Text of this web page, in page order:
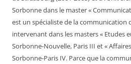
Sorbonne dans le master «
est un spécialiste de la communication
intervenant dans les masters « Etudes
Sorbonne-Nouvelle, Paris III et «
Sorbonne-Paris IV. Parce que la